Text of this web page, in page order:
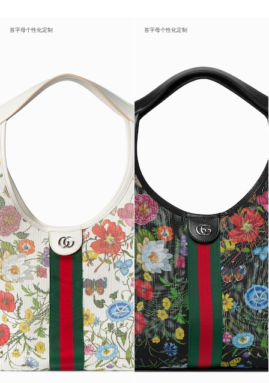
首字母个性化定制 首字母个性化定制